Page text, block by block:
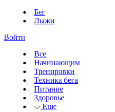
Бег
Лыжи
Войти
Все
Начинающим
Тренировки
Техника бега
Питание
Здоровье
Еще